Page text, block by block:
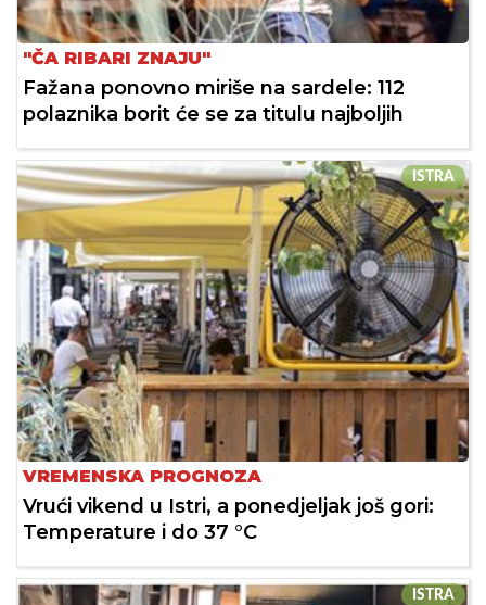
"ČA RIBARI ZNAJU"
Fažana ponovno miriše na sardele: 112
polaznika borit će se za titulu najboljih
ISTRA
VREMENSKA PROGNOZA
Vrući vikend u Istri, a ponedjeljak još gori:
Temperature i do 37 °C
ISTRA